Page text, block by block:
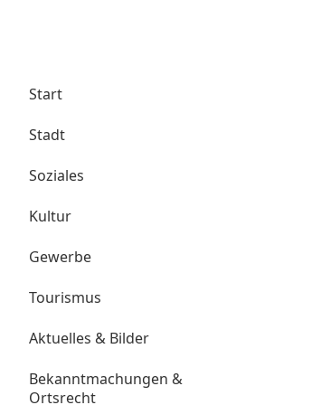
Start
Stadt
Soziales
Kultur
Gewerbe
Tourismus
Aktuelles & Bilder
Bekanntmachungen &
Ortsrecht